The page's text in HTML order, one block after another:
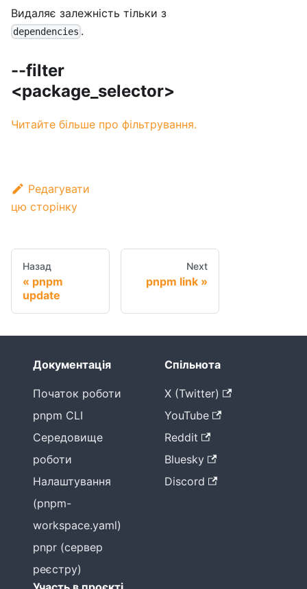
Видаляє залежність тільки з
dependencies .
--filter
<package_selector>
Читайте більше про фільтрування.
Редагувати
цю сторінку
Назад
pnpm
update
Next
pnpm link
Документація
Початок роботи
pnpm CLI
Середовище
роботи
Налаштування
(pnpm-
workspace.yaml)
pnpr (сервер
реєстру)
Спільнота
X (Twitter)
YouTube
Reddit
Bluesky
Discord